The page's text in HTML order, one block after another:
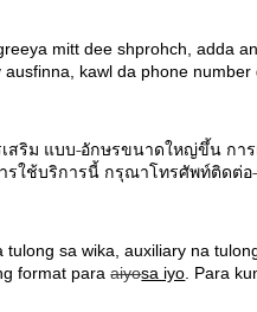
mitt dee shprohch, adda
kawl da phone number
สริม แบบ อักษรขนาดใหญ่ขึ้น กา
รใช้บริการนี้ กรุณาโทรศัพท์ติดต่อ
sa wika, auxiliary na
format paraaiyosa iyo . Para